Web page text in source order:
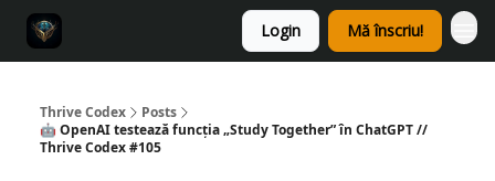
Login Mă înscriu!
Thrive Codex
Posts
🤖 OpenAI testează funcția „Study Together” în ChatGPT //
Thrive Codex #105